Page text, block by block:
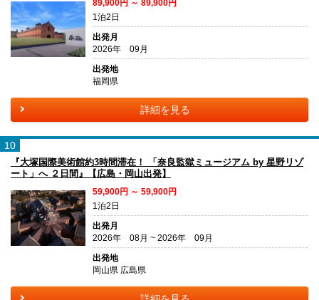
89,900円 ～ 89,900円
1泊2日
出発月
2026年 09月
出発地
福岡県
詳細を見る
10
『大塚国際美術館約3時間滞在！ 「奈良監獄ミュージアム by 星野リゾ
ート」へ ２日間』【広島・岡山出発】
59,900円 ～ 59,900円
1泊2日
出発月
2026年 08月 ~ 2026年 09月
出発地
岡山県 広島県